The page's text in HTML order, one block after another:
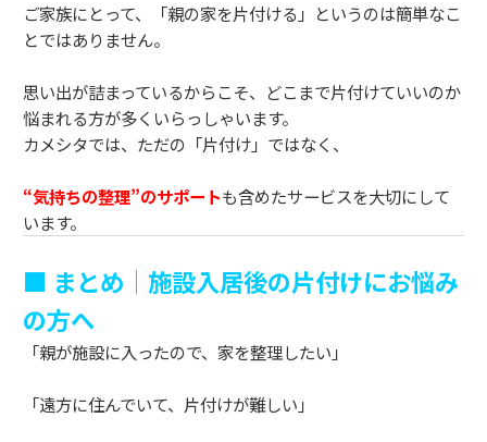
ご家族にとって、「親の家を片付ける」というのは簡単なこ
とではありません。
思い出が詰まっているからこそ、どこまで片付けていいのか
悩まれる方が多くいらっしゃいます。
カメシタでは、ただの「片付け」ではなく、
“気持ちの整理”のサポートも含めたサービスを大切にして
います。
■ まとめ｜施設入居後の片付けにお悩み
の方へ
「親が施設に入ったので、家を整理したい」
「遠方に住んでいて、片付けが難しい」